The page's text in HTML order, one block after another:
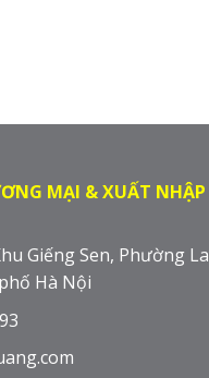
MẠI & XUẤT NHẬP
Giếng Sen, Phường La
Hà Nội